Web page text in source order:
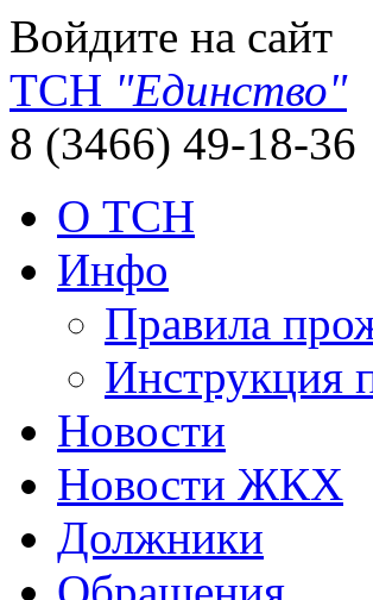
Войдите на сайт
ТСН "Единство"
8 (3466) 49-18-36
О ТСН
Инфо
Правила
Инструкция
Новости
Новости ЖКХ
Должники